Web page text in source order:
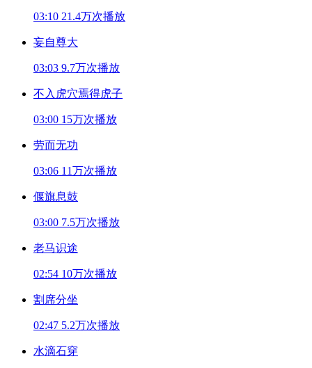
03:10 21.4万次播放
妄自尊大
03:03 9.7万次播放
不入虎穴焉得虎子
03:00 15万次播放
劳而无功
03:06 11万次播放
偃旗息鼓
03:00 7.5万次播放
老马识途
02:54 10万次播放
割席分坐
02:47 5.2万次播放
水滴石穿